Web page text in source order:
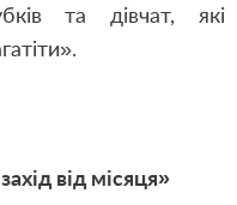
та дівчат, які
від місяця»